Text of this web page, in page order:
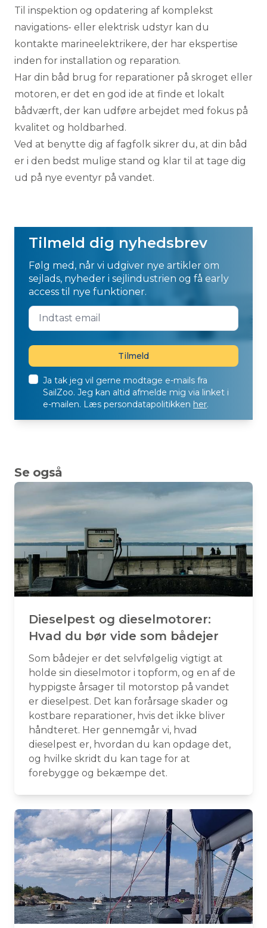
Til inspektion og opdatering af komplekst
navigations- eller elektrisk udstyr kan du
kontakte marineelektrikere, der har ekspertise
inden for installation og reparation.
Har din båd brug for reparationer på skroget eller
motoren, er det en god ide at finde et lokalt
bådværft, der kan udføre arbejdet med fokus på
kvalitet og holdbarhed.
Ved at benytte dig af fagfolk sikrer du, at din båd
er i den bedst mulige stand og klar til at tage dig
ud på nye eventyr på vandet.
Tilmeld dig nyhedsbrev
Følg med, når vi udgiver nye artikler om
sejlads, nyheder i sejlindustrien og få early
access til nye funktioner.
Ja tak jeg vil gerne modtage e-mails fra
SailZoo. Jeg kan altid afmelde mig via linket i
e-mailen. Læs persondatapolitikken her.
Se også
Dieselpest og dieselmotorer:
Hvad du bør vide som bådejer
Som bådejer er det selvfølgelig vigtigt at
holde sin dieselmotor i topform, og en af de
hyppigste årsager til motorstop på vandet
er dieselpest. Det kan forårsage skader og
kostbare reparationer, hvis det ikke bliver
håndteret. Her gennemgår vi, hvad
dieselpest er, hvordan du kan opdage det,
og hvilke skridt du kan tage for at
forebygge og bekæmpe det.